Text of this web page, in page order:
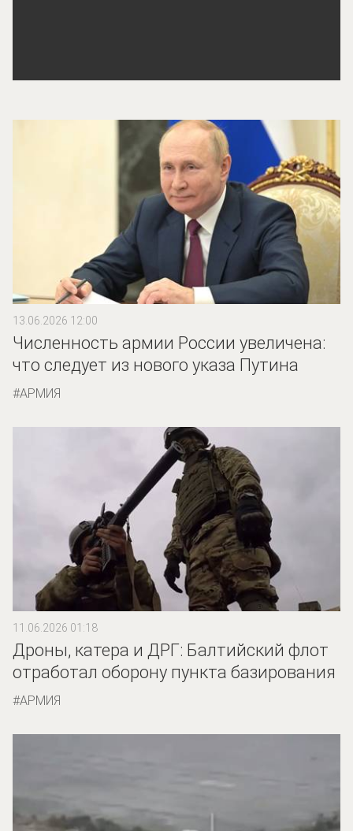
13.06.2026 12:00
Численность армии России увеличена:
что следует из нового указа Путина
АРМИЯ
11.06.2026 01:18
Дроны, катера и ДРГ: Балтийский флот
отработал оборону пункта базирования
АРМИЯ